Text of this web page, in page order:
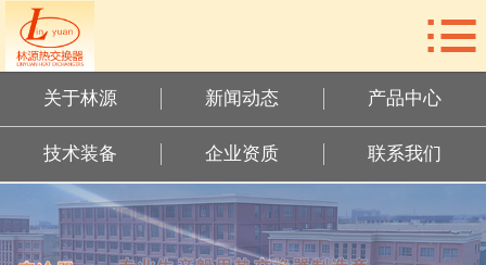
技术装备

关于林源 新闻动态 产品中心
技术装备 企业资质 联系我们